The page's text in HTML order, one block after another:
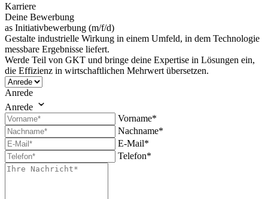
Karriere
Deine Bewerbung
as Initiativbewerbung (m/f/d)
Gestalte industrielle Wirkung in einem Umfeld, in dem Technologie
messbare Ergebnisse liefert.
Werde Teil von GKT und bringe deine Expertise in Lösungen ein,
die Effizienz in wirtschaftlichen Mehrwert übersetzen.
Anrede
Anrede
Vorname*
Nachname*
E-Mail*
Telefon*